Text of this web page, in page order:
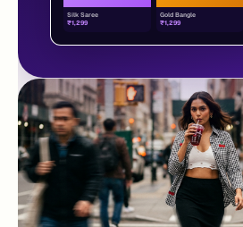
Silk Saree
₹1,299
Gold Bangle
₹1,299